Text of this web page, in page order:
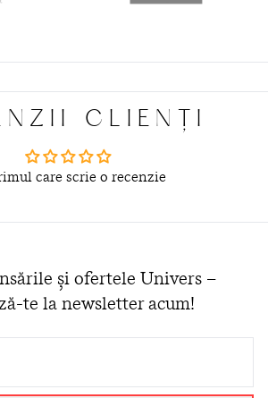
CLIENȚI
care scrie o recenzie
și ofertele Univers –
te la newsletter acum!